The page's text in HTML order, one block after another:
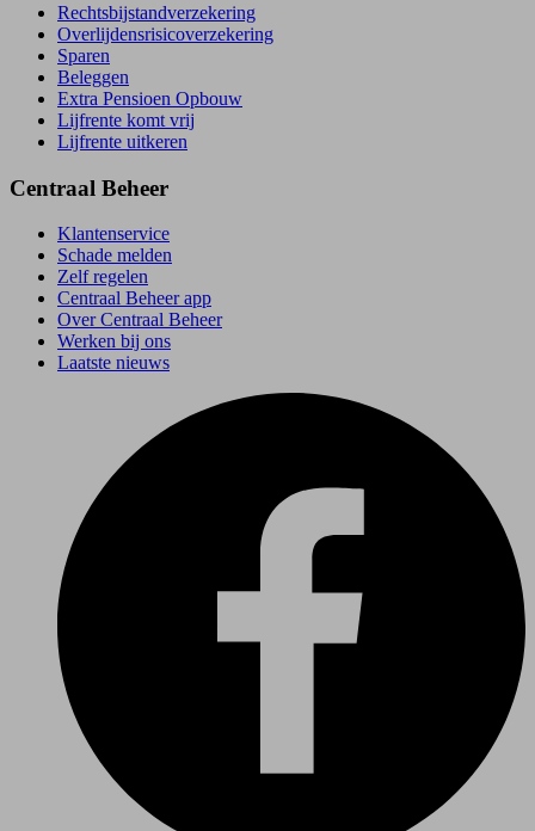
Rechtsbijstand­verzekering
Overlijdensrisico­verzekering
Sparen
Beleggen
Extra Pensioen Opbouw
Lijfrente komt vrij
Lijfrente uitkeren
Centraal Beheer
Klantenservice
Schade melden
Zelf regelen
Centraal Beheer app
Over Centraal Beheer
Werken bij ons
Laatste nieuws